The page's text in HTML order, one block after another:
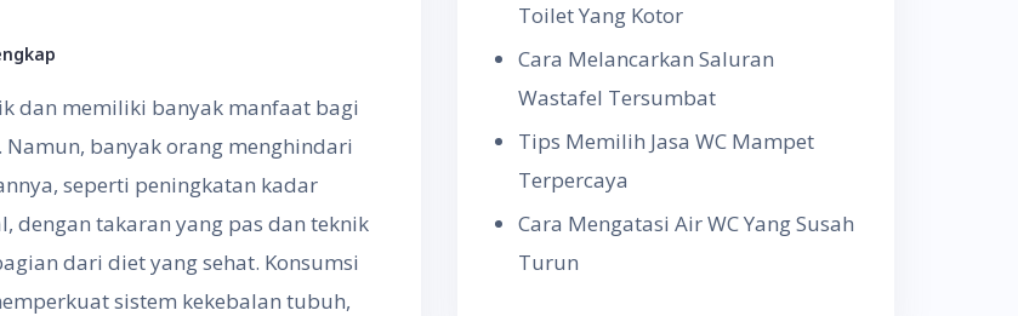
dan memiliki banyak manfaat bagi
banyak orang menghindari
seperti peningkatan kadar
dengan takaran yang pas dan teknik
dari diet yang sehat. Konsumsi
sistem kekebalan tubuh,
Toilet Yang Kotor
Cara Melancarkan Saluran
Wastafel Tersumbat
Tips Memilih Jasa WC Mampet
Terpercaya
Cara Mengatasi Air WC Yang Susah
Turun